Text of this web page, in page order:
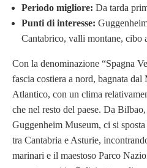
Periodo migliore: Da tarda
Punti di interesse:
Cantabrico, valli montane, cibo
Con la denominazione “Spagna
fascia costiera a nord, bagnata
Atlantico, con un clima
che nel resto del paese. Da
Guggenheim Museum, ci si
tra Cantabria e Asturie,
marinari e il maestoso Parco